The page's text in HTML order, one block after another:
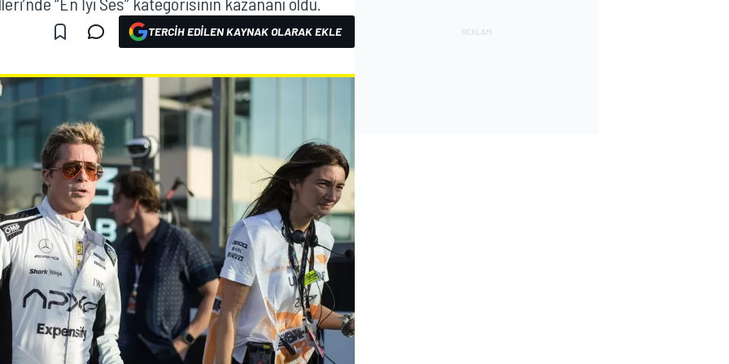
TERCIH EDILEN KAYNAK OLARAK EKLE